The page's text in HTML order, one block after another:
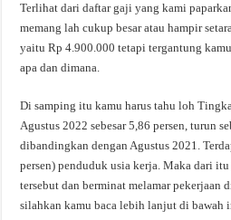
Terlihat dari daftar gaji yang kami
memang lah cukup besar atau hampir
yaitu Rp 4.900.000 tetapi tergantung
apa dan dimana.
Di samping itu kamu harus tahu loh
Agustus 2022 sebesar 5,86 persen, turun
dibandingkan dengan Agustus 2021.
persen) penduduk usia kerja. Maka dari
tersebut dan berminat melamar pekerjaan
silahkan kamu baca lebih lanjut di bawah